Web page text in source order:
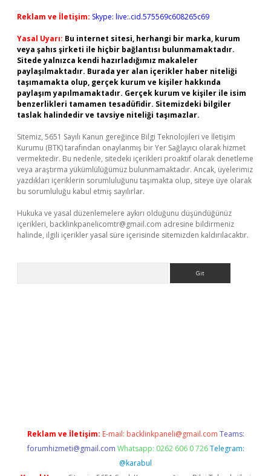
Reklam ve İletişim: Skype: live:.cid.575569c608265c69
Yasal Uyarı: Bu internet sitesi, herhangi bir marka, kurum
veya şahıs şirketi ile hiçbir bağlantısı bulunmamaktadır.
Sitede yalnızca kendi hazırladığımız makaleler
paylaşılmaktadır. Burada yer alan içerikler haber niteliği
taşımamakta olup, gerçek kurum ve kişiler hakkında
paylaşım yapılmamaktadır. Gerçek kurum ve kişiler ile isim
benzerlikleri tamamen tesadüfidir. Sitemizdeki bilgiler
taslak halindedir ve tavsiye niteliği taşımazlar.
Sitemiz, 5651 Sayılı Kanun gereğince Bilgi Teknolojileri ve İletişim
Kurumu (BTK) tarafından onaylanmış bir Yer Sağlayıcı olarak hizmet
vermektedir. Bu nedenle, sitedeki içerikleri proaktif olarak denetleme
veya araştırma yükümlülüğümüz bulunmamaktadır. Ancak, üyelerimiz
yazdıkları içeriklerin sorumluluğunu taşımakta olup, siteye üye olarak
bu sorumluluğu kabul etmiş sayılırlar.
Hukuka ve yasal düzenlemelere aykırı olduğunu düşündüğünüz
içerikleri, backlinkpanelicomtr@gmail.com adresine bildirmeniz
halinde, ilgili içerikler yasal süre içerisinde sitemizden kaldırılacaktır.
Reklam ve İletişim: E-mail: backlinkpaneli@gmail.com Teams:
forumhizmeti@gmail.com Whatsapp: 0262 606 0 726 Telegram:
@karabul